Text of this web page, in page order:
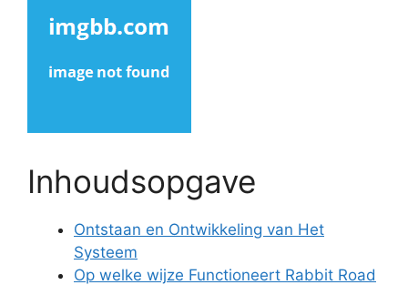
Inhoudsopgave
Ontstaan en Ontwikkeling van Het
Systeem
Op welke wijze Functioneert Rabbit Road